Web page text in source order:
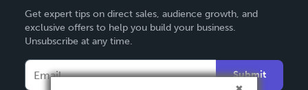
Deutsch
Français
Get expert tips on direct sales, audience growth, and
exclusive offers to help you build your business.
Unsubscribe at any time.
Submit